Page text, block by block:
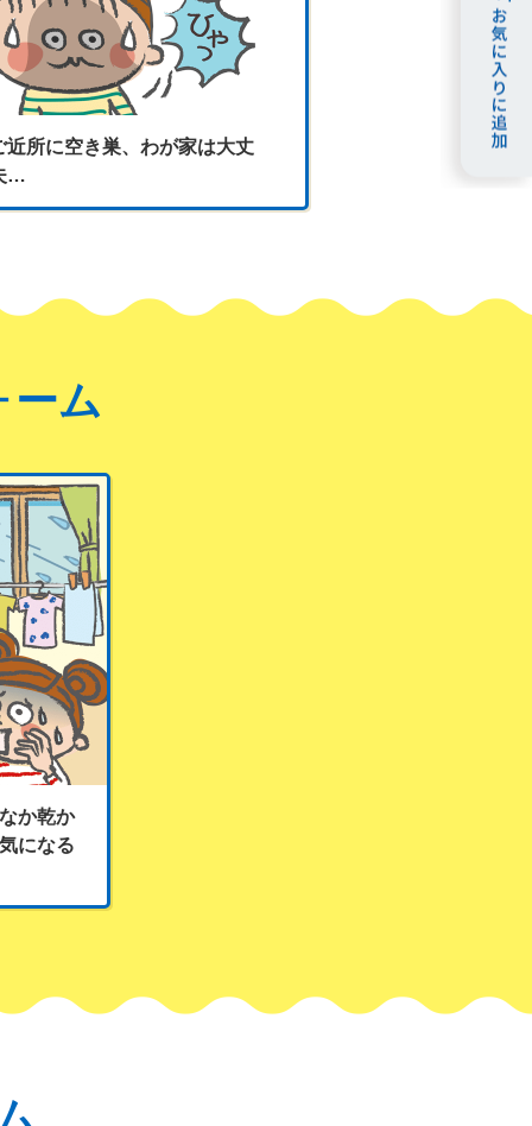
近所に空き巣、わが家は大丈
…
ーム
か乾か
になる